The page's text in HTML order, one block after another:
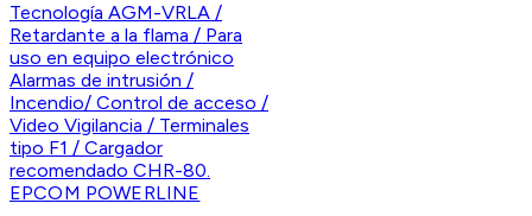
EPCOM POWERLINE